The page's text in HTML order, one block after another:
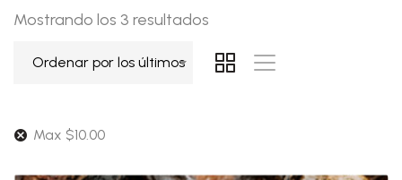
Mostrando los 3 resultados
los
Ordenar por los últimos
Max $10.00